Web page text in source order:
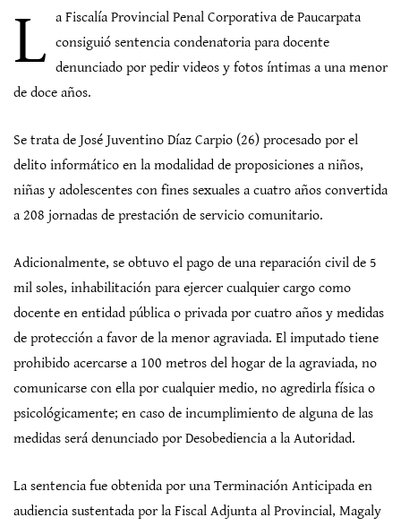
L a Fiscalía Provincial Penal Corporativa de Paucarpata
consiguió sentencia condenatoria para docente
denunciado por pedir videos y fotos íntimas a una menor
de doce años.
Se trata de José Juventino Díaz Carpio (26) procesado por el
delito informático en la modalidad de proposiciones a niños,
niñas y adolescentes con fines sexuales a cuatro años convertida
a 208 jornadas de prestación de servicio comunitario.
Adicionalmente, se obtuvo el pago de una reparación civil de 5
mil soles, inhabilitación para ejercer cualquier cargo como
docente en entidad pública o privada por cuatro años y medidas
de protección a favor de la menor agraviada. El imputado tiene
prohibido acercarse a 100 metros del hogar de la agraviada, no
comunicarse con ella por cualquier medio, no agredirla física o
psicológicamente; en caso de incumplimiento de alguna de las
medidas será denunciado por Desobediencia a la Autoridad.
La sentencia fue obtenida por una Terminación Anticipada en
audiencia sustentada por la Fiscal Adjunta al Provincial, Magaly